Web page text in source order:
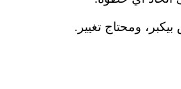
ومحتاج تغيير.